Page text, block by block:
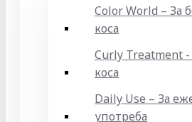
Color World – За
коса
Curly Treatment -
коса
Daily Use – За
употреба